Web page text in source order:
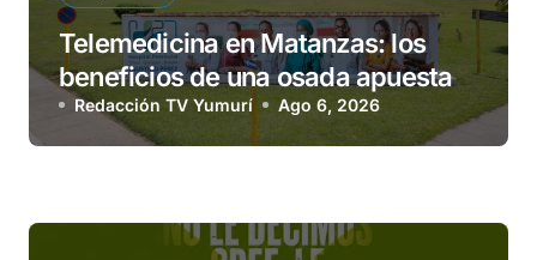
Telemedicina en Matanzas: los
beneficios de una osada apuesta
Redacción TV Yumurí Ago 6, 2026